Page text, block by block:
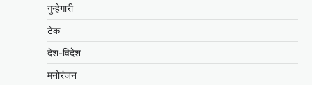
गुन्हेगारी
टेक
देश-विदेश
मनोरंजन